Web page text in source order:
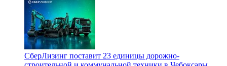
СберЛизинг поставит 23 единицы дорожно-